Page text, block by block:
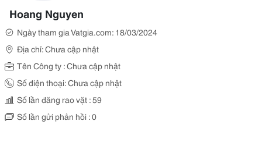
Hoang Nguyen
Ngày tham gia Vatgia.com: 18/03/2024
Địa chỉ: Chưa cập nhật
Tên Công ty : Chưa cập nhật
Số điện thoại: Chưa cập nhật
Số lần đăng rao vặt : 59
Số lần gửi phản hồi : 0